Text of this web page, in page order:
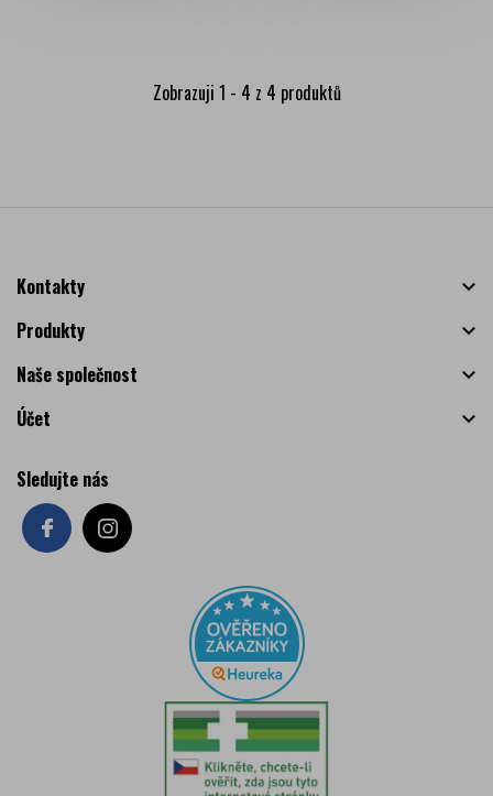
Zobrazuji 1 - 4 z 4 produktů
Kontakty

Produkty

Naše společnost

Účet

Sledujte nás